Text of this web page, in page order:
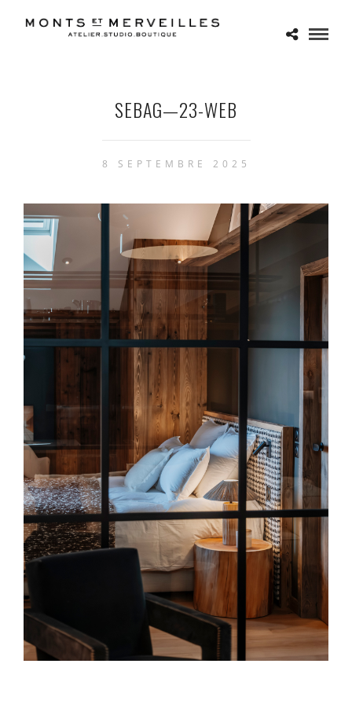
SEBAG—23-WEB
8 SEPTEMBRE 2025